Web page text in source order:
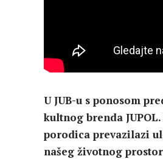
U JUB-u s ponosom
kultnog brenda
porodica prevazilazi
našeg životnog